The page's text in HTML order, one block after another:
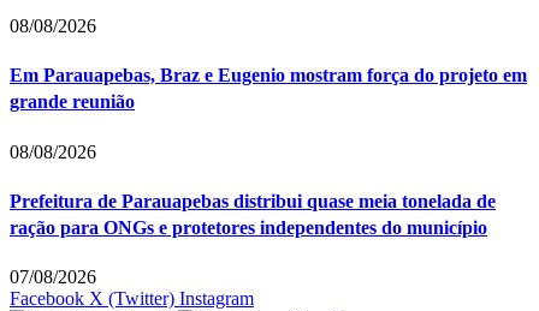
08/08/2026
Em Parauapebas, Braz e Eugenio mostram força do projeto em
grande reunião
08/08/2026
Prefeitura de Parauapebas distribui quase meia tonelada de
ração para ONGs e protetores independentes do município
07/08/2026
Facebook X (Twitter) Instagram